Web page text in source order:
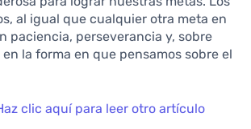
al igual que cualquier otra meta en
paciencia, perseverancia y, sobre
la forma en que pensamos sobre el
clic aquí para leer otro artículo